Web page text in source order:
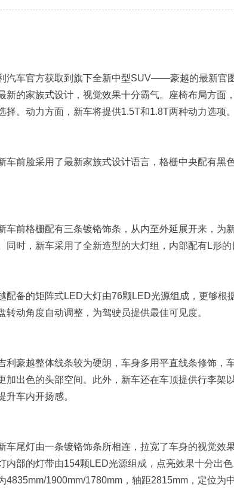
汽车官方获取到旗下全新中型SUV——豪越的最新官
新的家族式设计，视觉效果十分霸气。座椅布局方面
择。动力方面，新车将提供1.5T和1.8T两种动力选项。
车前脸采用了最新家族式设计语言，格栅中央配有黑
车前格栅配有三条镀铬饰条，从内至外延展开来，为
同时，新车采用了全新造型的大灯组，内部配有L形的
配备的矩阵式LED大灯由76颗LED光源组成，更够根
转动角度自动调整，为驾驶员提供最佳可见度。
利豪越整体线条较为硬朗，车身多用平直线条修饰，
加出色的头部空间。此外，新车还在车顶提供行李架
升车内开扬感。
车尾灯由一条镀铬饰条所相连，拉宽了车身的视觉效
内部的灯带由154颗LED光源组成，点亮效果十分出
4835mm/1900mm/1780mm，轴距2815mm，定位为